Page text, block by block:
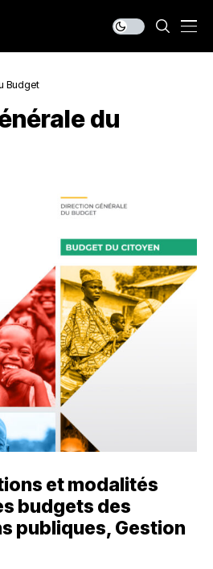
Budget
du
et modalités
budgets des
publiques, Gestion